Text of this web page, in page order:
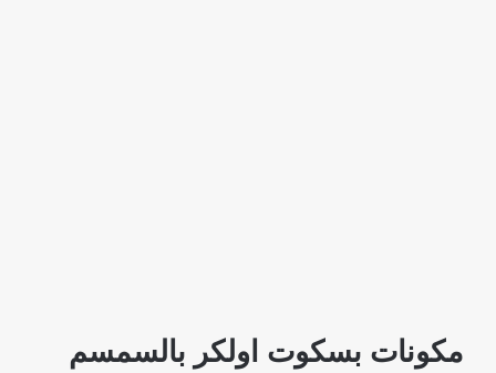
مكونات بسكوت اولكر بالسمسم